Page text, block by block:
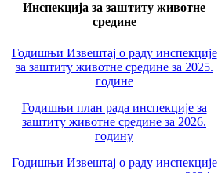
Инспекција за заштиту животне
средине
Годишњи Извештај о раду инспекције
за заштиту животне средине за 2025.
године
Годишњи план рада инспекције за
заштиту животне средине за 2026.
годину
Годишњи Извештај о раду инспекције